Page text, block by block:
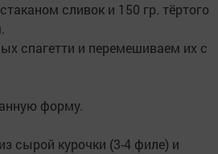
сливок и 150 гр. тёртого
спагетти и перемешиваем их с
форму.
сырой курочки (3-4 филе) и